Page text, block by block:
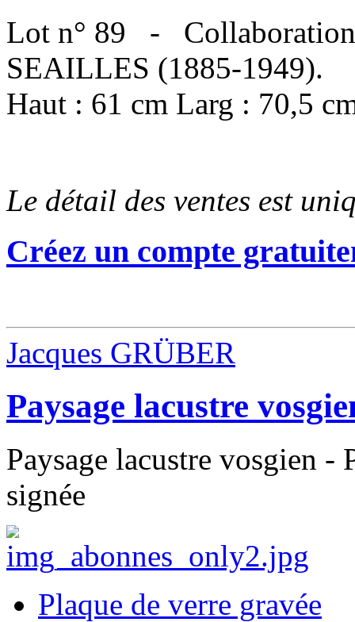
Lot n° 89 - Collaboration
SEAILLES (1885-1949).
Haut : 61 cm Larg : 70,5
Le détail des ventes est
Créez un compte
Jacques GRÜBER
Paysage lacustre
Paysage lacustre vosgien -
signée
Plaque de verre gravée